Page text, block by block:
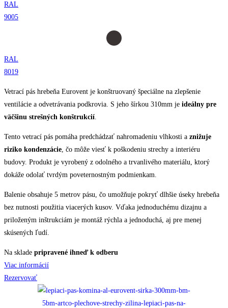
RAL
9005
RAL
8019
Vetrací pás hrebeňa Eurovent je konštruovaný špeciálne na zlepšenie
ventilácie a odvetrávania podkrovia. S jeho šírkou 310mm je ideálny pre
väčšinu strešných konštrukcií.
Tento vetrací pás pomáha predchádzať nahromadeniu vlhkosti a znižuje
riziko kondenzácie, čo môže viesť k poškodeniu strechy a interiéru
budovy. Produkt je vyrobený z odolného a trvanlivého materiálu, ktorý
dokáže odolať tvrdým poveternostným podmienkam.
Balenie obsahuje 5 metrov pásu, čo umožňuje pokryť dlhšie úseky hrebeňa
bez nutnosti použitia viacerých kusov. Vďaka jednoduchému dizajnu a
priloženým inštrukciám je montáž rýchla a jednoduchá, aj pre menej
skúsených ľudí.
Na sklade pripravené ihneď k odberu
Viac informácií
Rezervovať